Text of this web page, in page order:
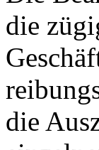
die
die